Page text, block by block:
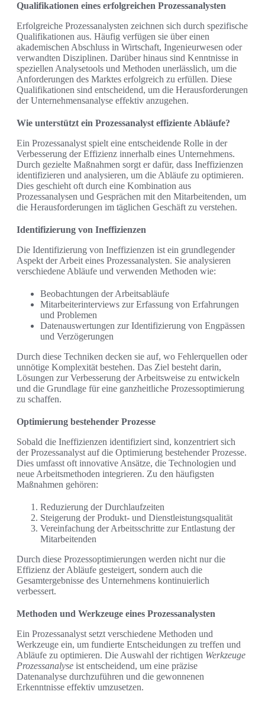
Qualifikationen eines erfolgreichen Prozessanalysten
Erfolgreiche Prozessanalysten zeichnen sich durch spezifische
Qualifikationen aus. Häufig verfügen sie über einen
akademischen Abschluss in Wirtschaft, Ingenieurwesen oder
verwandten Disziplinen. Darüber hinaus sind Kenntnisse in
speziellen Analysetools und Methoden unerlässlich, um die
Anforderungen des Marktes erfolgreich zu erfüllen. Diese
Qualifikationen sind entscheidend, um die Herausforderungen
der Unternehmensanalyse effektiv anzugehen.
Wie unterstützt ein Prozessanalyst effiziente Abläufe?
Ein Prozessanalyst spielt eine entscheidende Rolle in der
Verbesserung der Effizienz innerhalb eines Unternehmens.
Durch gezielte Maßnahmen sorgt er dafür, dass Ineffizienzen
identifizieren und analysieren, um die Abläufe zu optimieren.
Dies geschieht oft durch eine Kombination aus
Prozessanalysen und Gesprächen mit den Mitarbeitenden, um
die Herausforderungen im täglichen Geschäft zu verstehen.
Identifizierung von Ineffizienzen
Die Identifizierung von Ineffizienzen ist ein grundlegender
Aspekt der Arbeit eines Prozessanalysten. Sie analysieren
verschiedene Abläufe und verwenden Methoden wie:
Beobachtungen der Arbeitsabläufe
Mitarbeiterinterviews zur Erfassung von Erfahrungen
und Problemen
Datenauswertungen zur Identifizierung von Engpässen
und Verzögerungen
Durch diese Techniken decken sie auf, wo Fehlerquellen oder
unnötige Komplexität bestehen. Das Ziel besteht darin,
Lösungen zur Verbesserung der Arbeitsweise zu entwickeln
und die Grundlage für eine ganzheitliche Prozessoptimierung
zu schaffen.
Optimierung bestehender Prozesse
Sobald die Ineffizienzen identifiziert sind, konzentriert sich
der Prozessanalyst auf die Optimierung bestehender Prozesse.
Dies umfasst oft innovative Ansätze, die Technologien und
neue Arbeitsmethoden integrieren. Zu den häufigsten
Maßnahmen gehören:
Reduzierung der Durchlaufzeiten
Steigerung der Produkt- und Dienstleistungsqualität
Vereinfachung der Arbeitsschritte zur Entlastung der
Mitarbeitenden
Durch diese Prozessoptimierungen werden nicht nur die
Effizienz der Abläufe gesteigert, sondern auch die
Gesamtergebnisse des Unternehmens kontinuierlich
verbessert.
Methoden und Werkzeuge eines Prozessanalysten
Ein Prozessanalyst setzt verschiedene Methoden und
Werkzeuge ein, um fundierte Entscheidungen zu treffen und
Abläufe zu optimieren. Die Auswahl der richtigen Werkzeuge
Prozessanalyse ist entscheidend, um eine präzise
Datenanalyse durchzuführen und die gewonnenen
Erkenntnisse effektiv umzusetzen.